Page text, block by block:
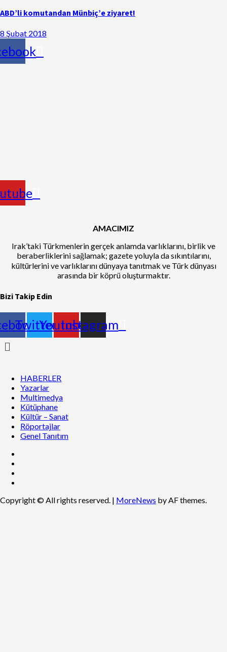
ABD’li komutandan Münbiç’e ziyaret!
8 Şubat 2018
AMACIMIZ
Irak’taki Türkmenlerin gerçek anlamda varlıklarını, birlik ve
beraberliklerini sağlamak; gazete yoluyla da sıkıntılarını,
kültürlerini ve varlıklarını dünyaya tanıtmak ve Türk dünyası
arasında bir köprü oluşturmaktır.
Bizi Takip Edin
TwitterYoutube
Instagram
Menu
HABERLER
Yazarlar
Multimedya
Kütüphane
Kültür – Sanat
Röportajlar
Genel Tanıtım
Copyright © All rights reserved. | MoreNews by AF themes.